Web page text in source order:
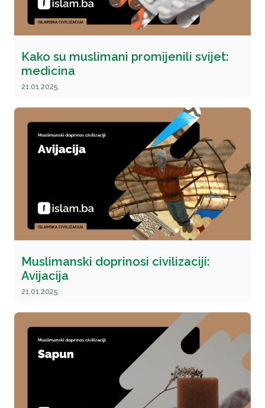
Kako su muslimani promijenili svijet:
medicina
21.01.2025.
Muslimanski doprinosi civilizaciji:
Avijacija
21.01.2025.